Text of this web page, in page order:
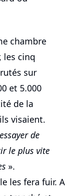
chambre
les cinq
sur
et 5.000
de la
visaient.
de
le plus vite
».
les fera fuir. A